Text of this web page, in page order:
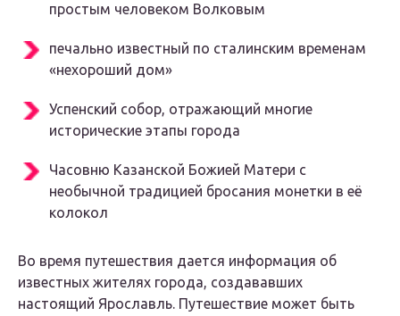
простым человеком Волковым
печально известный по сталинским временам
«нехороший дом»
Успенский собор, отражающий многие
исторические этапы города
Часовню Казанской Божией Матери с
необычной традицией бросания монетки в её
колокол
Во время путешествия дается информация об
известных жителях города, создававших
настоящий Ярославль. Путешествие может быть